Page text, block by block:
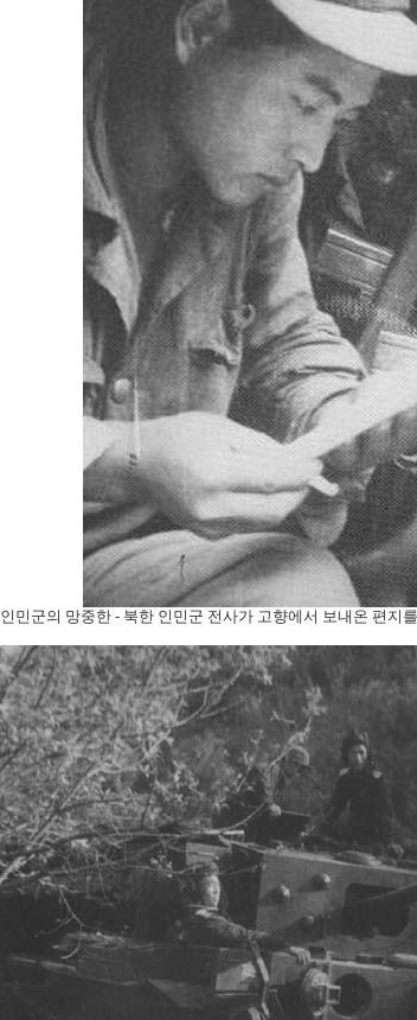
인민군의 망중한 - 북한 인민군 전사가 고향에서 보내온 편지